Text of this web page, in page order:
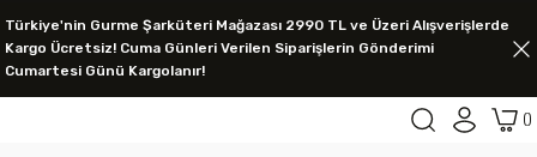
Türkiye'nin Gurme Şarküteri Mağazası 2990 TL ve Üzeri Alışverişlerde
Kargo Ücretsiz! Cuma Günleri Verilen Siparişlerin Gönderimi
Cumartesi Günü Kargolanır!